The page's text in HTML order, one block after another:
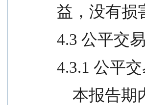
益，没有损
4.3 公平交
4.3.1 公平